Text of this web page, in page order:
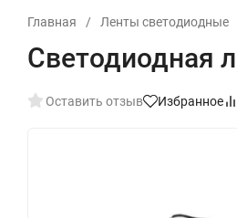
Главная / Ленты светодиодные
Светодиодная
Оставить отзыв Избранное